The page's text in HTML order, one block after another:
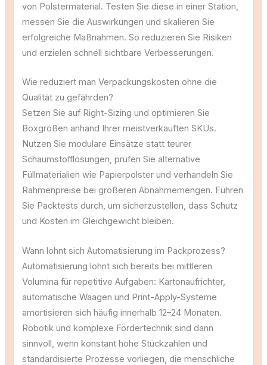
von Polstermaterial. Testen Sie diese in einer Station,
messen Sie die Auswirkungen und skalieren Sie
erfolgreiche Maßnahmen. So reduzieren Sie Risiken
und erzielen schnell sichtbare Verbesserungen.
Wie reduziert man Verpackungskosten ohne die
Qualität zu gefährden?
Setzen Sie auf Right-Sizing und optimieren Sie
Boxgrößen anhand Ihrer meistverkauften SKUs.
Nutzen Sie modulare Einsätze statt teurer
Schaumstofflösungen, prüfen Sie alternative
Füllmaterialien wie Papierpolster und verhandeln Sie
Rahmenpreise bei größeren Abnahmemengen. Führen
Sie Packtests durch, um sicherzustellen, dass Schutz
und Kosten im Gleichgewicht bleiben.
Wann lohnt sich Automatisierung im Packprozess?
Automatisierung lohnt sich bereits bei mittleren
Volumina für repetitive Aufgaben: Kartonaufrichter,
automatische Waagen und Print-Apply-Systeme
amortisieren sich häufig innerhalb 12–24 Monaten.
Robotik und komplexe Fördertechnik sind dann
sinnvoll, wenn konstant hohe Stückzahlen und
standardisierte Prozesse vorliegen, die menschliche